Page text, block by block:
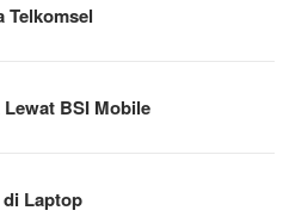
Telkomsel
BSI Mobile
di Laptop